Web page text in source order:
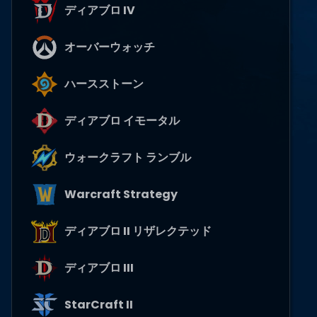
ディアブロ IV
オーバーウォッチ
ハースストーン
ディアブロ イモータル
ウォークラフト ランブル
Warcraft Strategy
ディアブロ II リザレクテッド
ディアブロ III
StarCraft II